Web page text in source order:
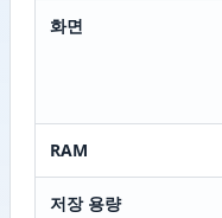
화면
RAM
저장 용량